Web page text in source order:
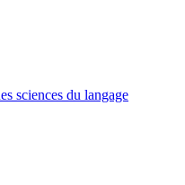
sciences du langage